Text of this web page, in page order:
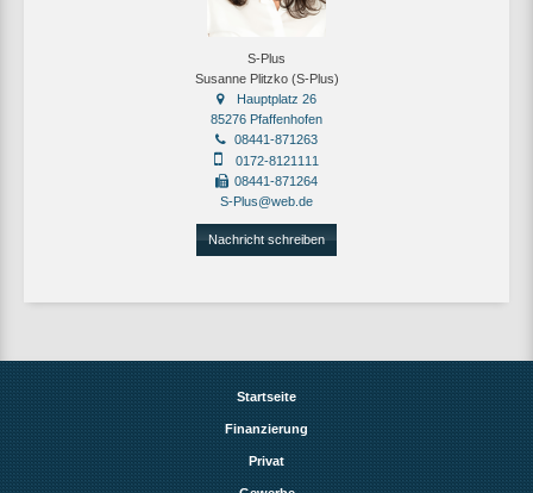
S-Plus
Susanne Plitzko (S-Plus)
Hauptplatz 26
85276 Pfaffenhofen
08441-871263
0172-8121111
08441-871264
S-Plus@web.de
Nachricht schreiben
Startseite
Finanzierung
Privat